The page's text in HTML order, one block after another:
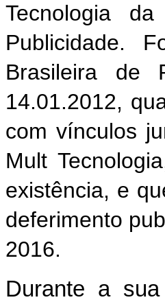
Tecnologia
Publicidade.
Brasileira de
14.01.2012,
com vínculos
Mult
existência, e
deferimento
2016.
Durante a